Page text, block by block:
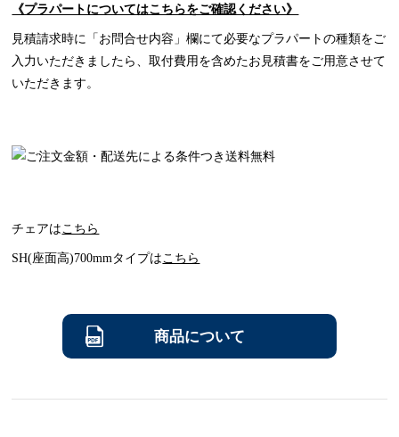
《プラパートについてはこちらをご確認ください》
見積請求時に「お問合せ内容」欄にて必要なプラパートの種類をご
入力いただきましたら、取付費用を含めたお見積書をご用意させて
いただきます。
チェアはこちら
SH(座面高)700mmタイプはこちら
商品について